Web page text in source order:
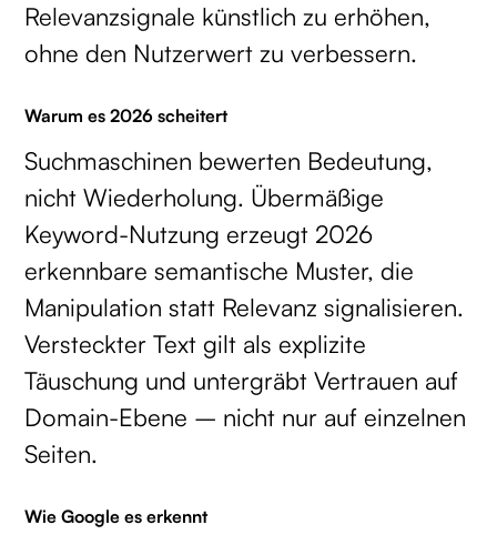
Relevanzsignale künstlich zu erhöhen,
ohne den Nutzerwert zu verbessern.
Warum es 2026 scheitert
Suchmaschinen bewerten Bedeutung,
nicht Wiederholung. Übermäßige
Keyword-Nutzung erzeugt 2026
erkennbare semantische Muster, die
Manipulation statt Relevanz signalisieren.
Versteckter Text gilt als explizite
Täuschung und untergräbt Vertrauen auf
Domain-Ebene – nicht nur auf einzelnen
Seiten.
Wie Google es erkennt